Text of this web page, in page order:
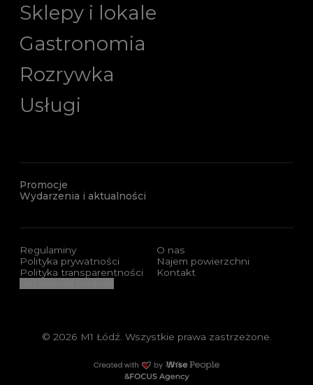
Sklepy i lokale
Gastronomia
Rozrywka
Usługi
Promocje
Wydarzenia i aktualności
Regulaminy
Polityka prywatności
Polityka transparentności
O nas
Najem powierzchni
Kontakt
© 2026 M1 Łódź. Wszystkie prawa zastrzeżone.